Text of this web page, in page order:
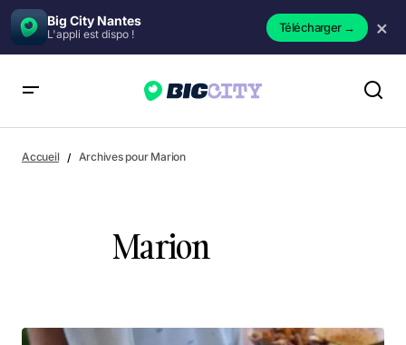
Big City Nantes
L'appli est dispo ! Télécharger→ ×
Accueil Archives pour Marion
Marion